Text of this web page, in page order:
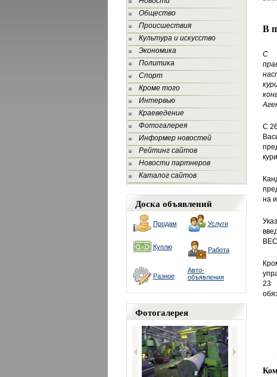
Общество
Происшествия
Культура и искусство
Экономика
Политика
Спорт
Кроме того
Интервью
Краеведение
Фотогалерея
Информер новостей
Рейтинг сайтов
Новости партнеров
Каталог сайтов
Доска объявлений
Продам Услуги
Куплю Работа
Разное
Авто-
объявления
Фотогалерея
В
С
С
на
23